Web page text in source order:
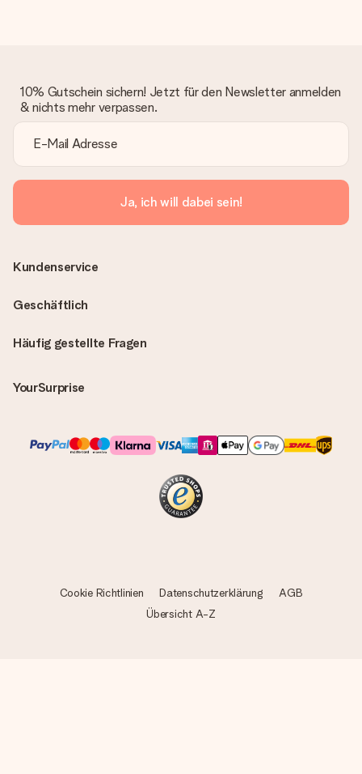
10% Gutschein sichern! Jetzt für den Newsletter anmelden
& nichts mehr verpassen.
Ja, ich will dabei sein!
Häufig gestellte Fragen
YourSurprise
Kundenservice
Geschäftlich
Cookie Richtlinien Datenschutzerklärung
AGB
Übersicht A-Z